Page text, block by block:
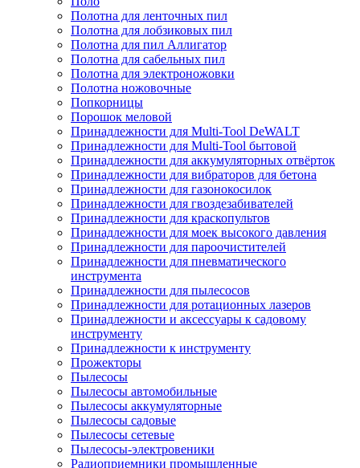
Полотна для ленточных пил
Полотна для лобзиковых пил
Полотна для пил Аллигатор
Полотна для сабельных пил
Полотна для электроножовки
Полотна ножовочные
Попкорницы
Порошок меловой
Принадлежности для Multi-Tool DeWALT
Принадлежности для Multi-Tool бытовой
Принадлежности для аккумуляторных отвёрток
Принадлежности для вибраторов для бетона
Принадлежности для газонокосилок
Принадлежности для гвоздезабивателей
Принадлежности для краскопультов
Принадлежности для моек высокого давления
Принадлежности для пароочистителей
Принадлежности для пневматического
инструмента
Принадлежности для пылесосов
Принадлежности для ротационных лазеров
Принадлежности и аксессуары к садовому
инструменту
Принадлежности к инструменту
Прожекторы
Пылесосы
Пылесосы автомобильные
Пылесосы аккумуляторные
Пылесосы садовые
Пылесосы сетевые
Пылесосы-электровеники
Радиоприемники промышленные